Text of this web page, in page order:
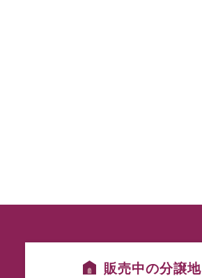
販売中の分譲地